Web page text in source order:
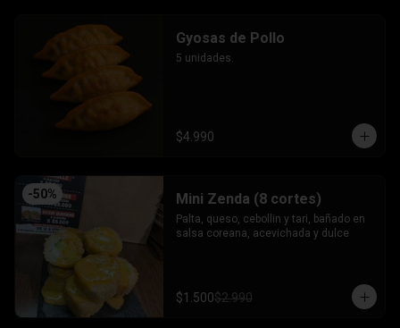
Gyosas de Pollo
5 unidades.
$4.990
-50% Mini Zenda (8 cortes)
Palta, queso, cebollin y tari, bañado en
salsa coreana, acevichada y dulce
$1.500$2.990